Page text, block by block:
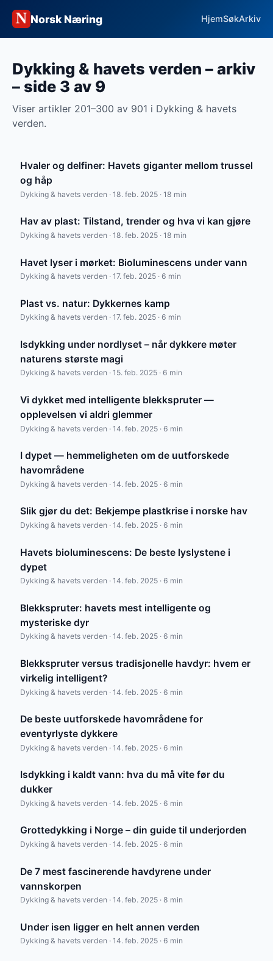
Norsk Næring HjemSøkArkiv
Dykking & havets verden – arkiv
– side 3 av 9
Viser artikler 201–300 av 901 i Dykking & havets
verden.
Hvaler og delfiner: Havets giganter mellom trussel
og håp
Dykking & havets verden · 18. feb. 2025 · 18 min
Hav av plast: Tilstand, trender og hva vi kan gjøre
Dykking & havets verden · 18. feb. 2025 · 18 min
Havet lyser i mørket: Bioluminescens under vann
Dykking & havets verden · 17. feb. 2025 · 6 min
Plast vs. natur: Dykkernes kamp
Dykking & havets verden · 17. feb. 2025 · 6 min
Isdykking under nordlyset – når dykkere møter
naturens største magi
Dykking & havets verden · 15. feb. 2025 · 6 min
Vi dykket med intelligente blekkspruter —
opplevelsen vi aldri glemmer
Dykking & havets verden · 14. feb. 2025 · 6 min
I dypet — hemmeligheten om de uutforskede
havområdene
Dykking & havets verden · 14. feb. 2025 · 6 min
Slik gjør du det: Bekjempe plastkrise i norske hav
Dykking & havets verden · 14. feb. 2025 · 6 min
Havets bioluminescens: De beste lyslystene i
dypet
Dykking & havets verden · 14. feb. 2025 · 6 min
Blekkspruter: havets mest intelligente og
mysteriske dyr
Dykking & havets verden · 14. feb. 2025 · 6 min
Blekkspruter versus tradisjonelle havdyr: hvem er
virkelig intelligent?
Dykking & havets verden · 14. feb. 2025 · 6 min
De beste uutforskede havområdene for
eventyrlyste dykkere
Dykking & havets verden · 14. feb. 2025 · 6 min
Isdykking i kaldt vann: hva du må vite før du
dukker
Dykking & havets verden · 14. feb. 2025 · 6 min
Grottedykking i Norge – din guide til underjorden
Dykking & havets verden · 14. feb. 2025 · 6 min
De 7 mest fascinerende havdyrene under
vannskorpen
Dykking & havets verden · 14. feb. 2025 · 8 min
Under isen ligger en helt annen verden
Dykking & havets verden · 14. feb. 2025 · 6 min